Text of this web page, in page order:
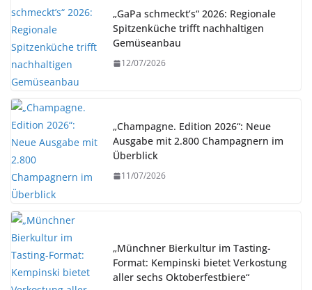
„GaPa schmeckt’s“ 2026: Regionale
Spitzenküche trifft nachhaltigen
Gemüseanbau
12/07/2026
„Champagne. Edition 2026“: Neue
Ausgabe mit 2.800 Champagnern im
Überblick
11/07/2026
„Münchner Bierkultur im Tasting-
Format: Kempinski bietet Verkostung
aller sechs Oktoberfestbiere“